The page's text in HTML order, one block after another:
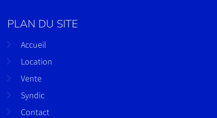
PLAN DU SITE
Accueil
Location
Vente
Syndic
Contact